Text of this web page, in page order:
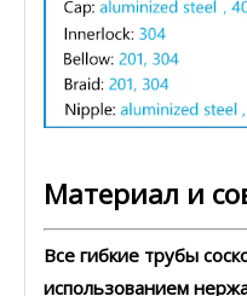
Материал и
Все гибкие трубы
использованием